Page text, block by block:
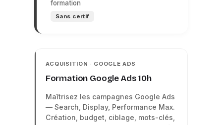
formation
Sans certif
ACQUISITION · GOOGLE ADS
Formation Google Ads 10h
Maîtrisez les campagnes Google Ads
— Search, Display, Performance Max.
Création, budget, ciblage, mots-clés,